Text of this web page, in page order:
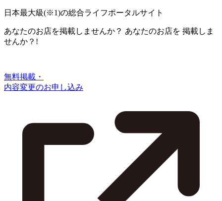
日本最大級(※1)の総合ライフポータルサイト
あなたのお店を掲載しませんか？ あなたのお店を 掲載しま
せんか？!
無料掲載・
内容変更のお申し込み